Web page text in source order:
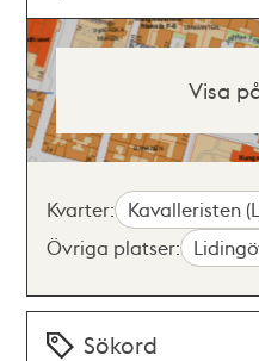
Visa
Kvarter: Kavalleristen
Övriga platser:
Sökord